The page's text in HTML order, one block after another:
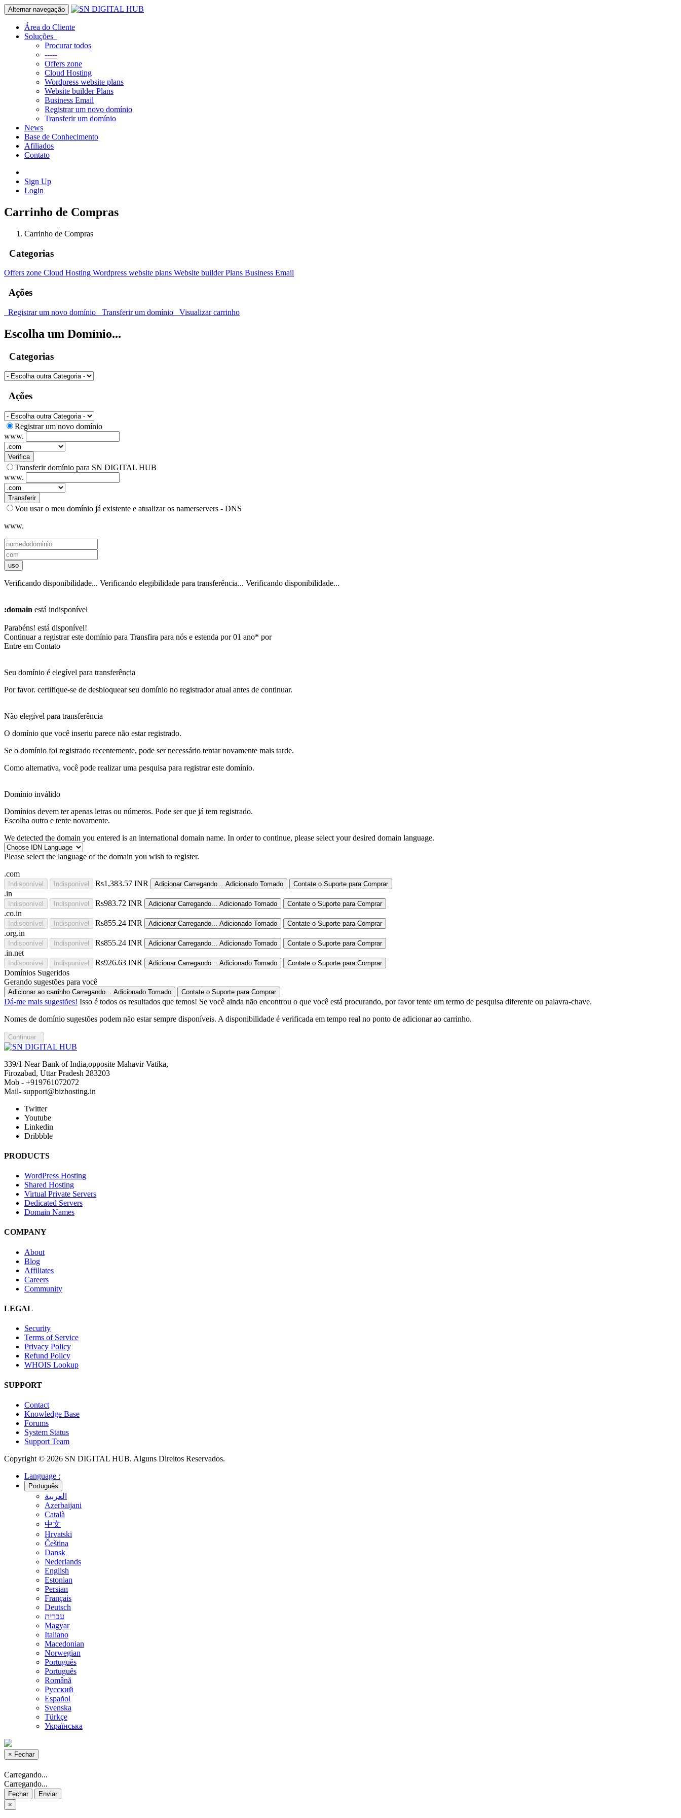
Alternar navegação
Área do Cliente
Soluções
Procurar todos
-----
Offers zone
Cloud Hosting
Wordpress website plans
Website builder Plans
Business Email
Registrar um novo domínio
Transferir um domínio
News
Base de Conhecimento
Afiliados
Contato
Sign Up
Login
Carrinho de Compras
Carrinho de Compras
Categorias
Offers zone Cloud Hosting Wordpress website plans Website builder Plans Business Email
Ações
Registrar um novo domínio Transferir um domínio Visualizar carrinho
Escolha um Domínio...
Categorias
Ações
Registrar um novo domínio
www.
Verifica
Transferir domínio para SN DIGITAL HUB
www.
Transferir
Vou usar o meu domínio já existente e atualizar os namerservers - DNS
www.
uso
Verificando disponibilidade... Verificando elegibilidade para transferência... Verificando disponibilidade...
:domain está indisponível
Parabéns! está disponível!
Continuar a registrar este domínio para Transfira para nós e estenda por 01 ano* por
Entre em Contato
Seu domínio é elegível para transferência
Por favor. certifique-se de desbloquear seu domínio no registrador atual antes de continuar.
Não elegível para transferência
O domínio que você inseriu parece não estar registrado.
Se o domínio foi registrado recentemente, pode ser necessário tentar novamente mais tarde.
Como alternativa, você pode realizar uma pesquisa para registrar este domínio.
Domínio inválido
Domínios devem ter apenas letras ou números. Pode ser que já tem registrado.
Escolha outro e tente novamente.
We detected the domain you entered is an international domain name. In order to continue, please select your desired domain language.
Please select the language of the domain you wish to register.
.com
Indisponível Indisponível Rs1,383.57 INR Adicionar Carregando... Adicionado Tomado Contate o Suporte para Comprar
.in
Indisponível Indisponível Rs983.72 INR Adicionar Carregando... Adicionado Tomado Contate o Suporte para Comprar
.co.in
Indisponível Indisponível Rs855.24 INR Adicionar Carregando... Adicionado Tomado Contate o Suporte para Comprar
.org.in
Indisponível Indisponível Rs855.24 INR Adicionar Carregando... Adicionado Tomado Contate o Suporte para Comprar
.in.net
Indisponível Indisponível Rs926.63 INR Adicionar Carregando... Adicionado Tomado Contate o Suporte para Comprar
Domínios Sugeridos
Gerando sugestões para você
Adicionar ao carrinho Carregando... Adicionado Tomado Contate o Suporte para Comprar
Dá-me mais sugestões! Isso é todos os resultados que temos! Se você ainda não encontrou o que você está procurando, por favor tente um termo de pesquisa diferente ou palavra-chave.
Nomes de domínio sugestões podem não estar sempre disponíveis. A disponibilidade é verificada em tempo real no ponto de adicionar ao carrinho.
339/1 Near Bank of India,opposite Mahavir Vatika,
Firozabad, Uttar Pradesh 283203
Mob - +919761072072
Mail- support@bizhosting.in
Twitter
Youtube
Linkedin
Dribbble
PRODUCTS
WordPress Hosting
Shared Hosting
Virtual Private Servers
Dedicated Servers
Domain Names
COMPANY
About
Blog
Affiliates
Careers
Community
LEGAL
Security
Terms of Service
Privacy Policy
Refund Policy
WHOIS Lookup
SUPPORT
Contact
Knowledge Base
Forums
System Status
Support Team
Copyright © 2026 SN DIGITAL HUB. Alguns Direitos Reservados.
Language :
Português
العربية
Azerbaijani
Català
中文
Hrvatski
Čeština
Dansk
Nederlands
English
Estonian
Persian
Français
Deutsch
עברית
Magyar
Italiano
Macedonian
Norwegian
Português
Português
Română
Русский
Español
Svenska
Türkçe
Українська
× Fechar
Carregando...
Carregando...
Fechar
Enviar
×